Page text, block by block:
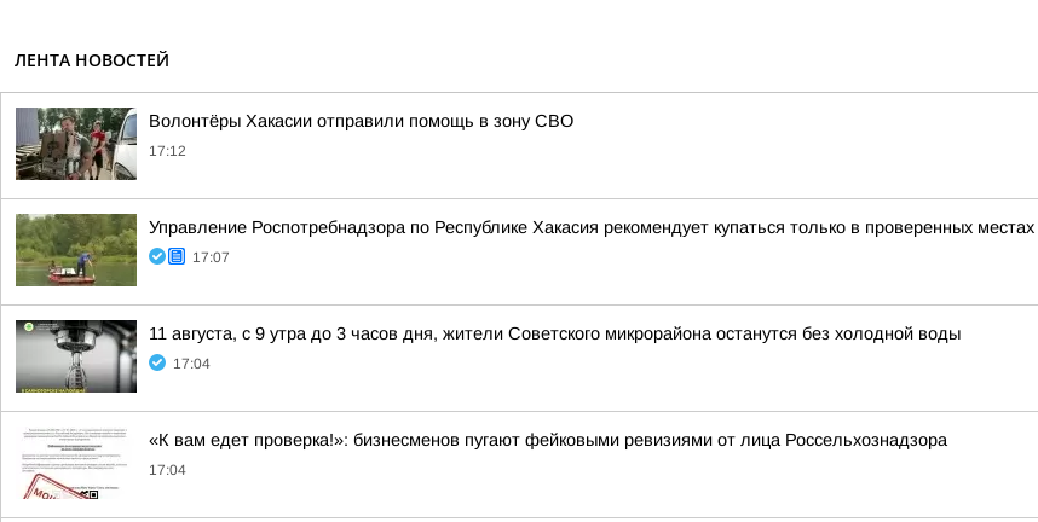
ЛЕНТА НОВОСТЕЙ
Волонтёры Хакасии отправили помощь в зону СВО
17:12
Управление Роспотребнадзора по Республике Хакасия рекомендует купаться только в проверенных местах
17:07
11 августа, с 9 утра до 3 часов дня, жители Советского микрорайона останутся без холодной воды
17:04
«К вам едет проверка!»: бизнесменов пугают фейковыми ревизиями от лица Россельхознадзора
17:04